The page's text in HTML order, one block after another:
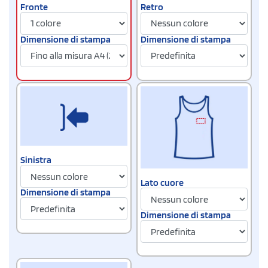
Fronte
Dimensione di stampa
Retro
Dimensione di stampa
Sinistra
Dimensione di stampa
Lato cuore
Dimensione di stampa